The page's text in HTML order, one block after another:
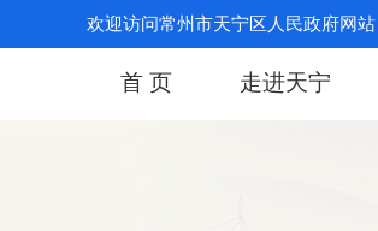
欢迎访问常州市天宁区人民政府网站
首 页 走进天宁